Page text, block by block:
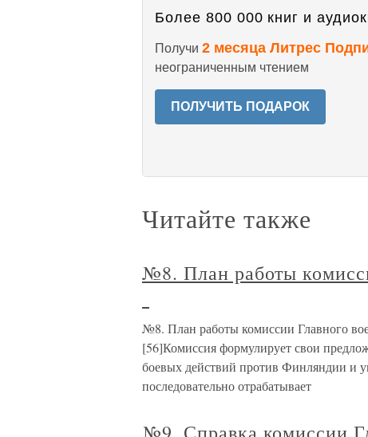
Более 800 000 книг и
Получи 2 месяца Литрес
неограниченным чтением
ПОЛУЧИТЬ ПОДАРОК
Читайте также
№8. План работы
№8. План работы комиссии Главного
[56]Комиссия формулирует свои
боевых действий против Финляндии и
последовательно отрабатывает